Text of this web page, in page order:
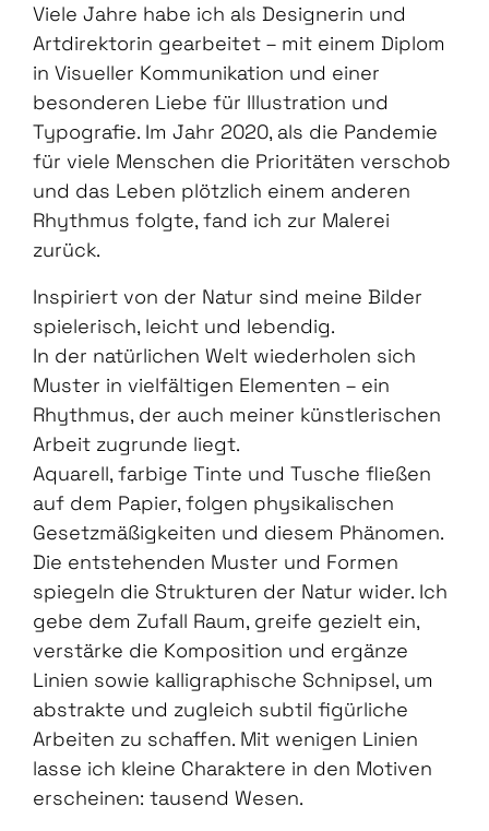
Viele Jahre habe ich als Designerin und
Artdirektorin gearbeitet – mit einem Diplom
in Visueller Kommunikation und einer
besonderen Liebe für Illustration und
Typografie. Im Jahr 2020, als die Pandemie
für viele Menschen die Prioritäten verschob
und das Leben plötzlich einem anderen
Rhythmus folgte, fand ich zur Malerei
zurück.
Inspiriert von der Natur sind meine Bilder
spielerisch, leicht und lebendig.
In der natürlichen Welt wiederholen sich
Muster in vielfältigen Elementen – ein
Rhythmus, der auch meiner künstlerischen
Arbeit zugrunde liegt.
Aquarell, farbige Tinte und Tusche fließen
auf dem Papier, folgen physikalischen
Gesetzmäßigkeiten und diesem Phänomen.
Die entstehenden Muster und Formen
spiegeln die Strukturen der Natur wider. Ich
gebe dem Zufall Raum, greife gezielt ein,
verstärke die Komposition und ergänze
Linien sowie kalligraphische Schnipsel, um
abstrakte und zugleich subtil figürliche
Arbeiten zu schaffen. Mit wenigen Linien
lasse ich kleine Charaktere in den Motiven
erscheinen: tausend Wesen.